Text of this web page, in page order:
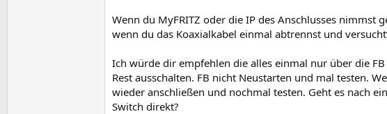
Wenn du MyFRITZ oder die IP des Anschlusses
wenn du das Koaxialkabel einmal abtrennst und
Ich würde dir empfehlen die alles einmal nur über die
Rest ausschalten. FB nicht Neustarten und mal testen.
wieder anschließen und nochmal testen. Geht es nach
Switch direkt?